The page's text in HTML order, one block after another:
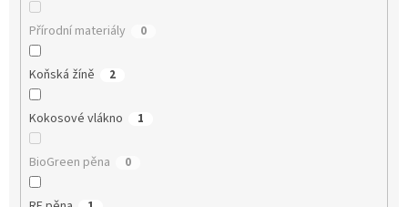
Přírodní materiály 0
Koňská žíně 2
Kokosové vlákno 1
BioGreen pěna 0